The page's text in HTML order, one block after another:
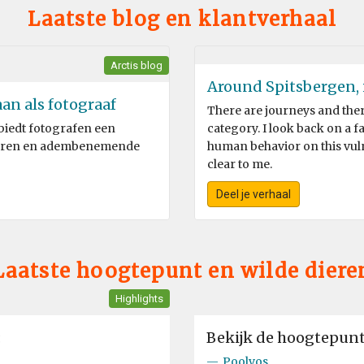
Laatste blog en klantverhaal
Arctis blog
als fotograaf
fotografen een
en adembenemende
Around Spitsbergen,
There are journeys and
category. I look back on a
human behavior on this
clear to me.
Deel je verhaal
hoogtepunt en wilde
Highlights
Bekijk de